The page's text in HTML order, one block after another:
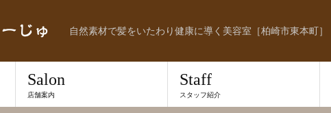
自然素材で髪をいたわり健康に導く美容室［柏崎市東本町］
Salon
店舗案内
Staff
スタッフ紹介